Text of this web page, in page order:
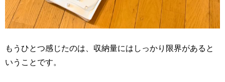
もうひとつ感じたのは、収納量にはしっかり限界があると
いうことです。